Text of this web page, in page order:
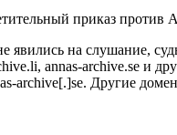
приказ против
явились на слушание,
annas-archive.se и
archive[.]se. Другие